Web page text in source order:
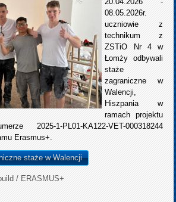
08.05.2026r.
uczniowie z
technikum z
ZSTiO Nr 4 w
Łomży odbywali
staże
zagraniczne w
Walencji,
Hiszpania w
ramach projektu
2025-1-PL01-KA122-VET-000318244
Erasmus+.
staże w Walencji
/ ERASMUS+